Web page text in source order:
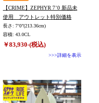
【CRIME】ZEPHYR 7’0 新品未
使用 アウトレット特別価格
長さ: 7’0”(213.36cm)
容積: 43.0CL
￥83,930-(税込)
>>>詳細を表示